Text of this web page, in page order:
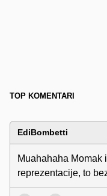
TOP KOMENTARI
EdiBombetti
Muahahaha Momak
reprezentacije, to